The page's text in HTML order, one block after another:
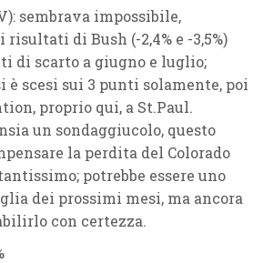
: sembrava impossibile,
di Bush (-2,4% e -3,5%)
di scarto a giugno e luglio;
è scesi sui 3 punti solamente, poi
proprio qui, a St.Paul.
un sondaggiucolo, questo
la perdita del Colorado
potrebbe essere uno
dei prossimi mesi, ma ancora
con certezza.